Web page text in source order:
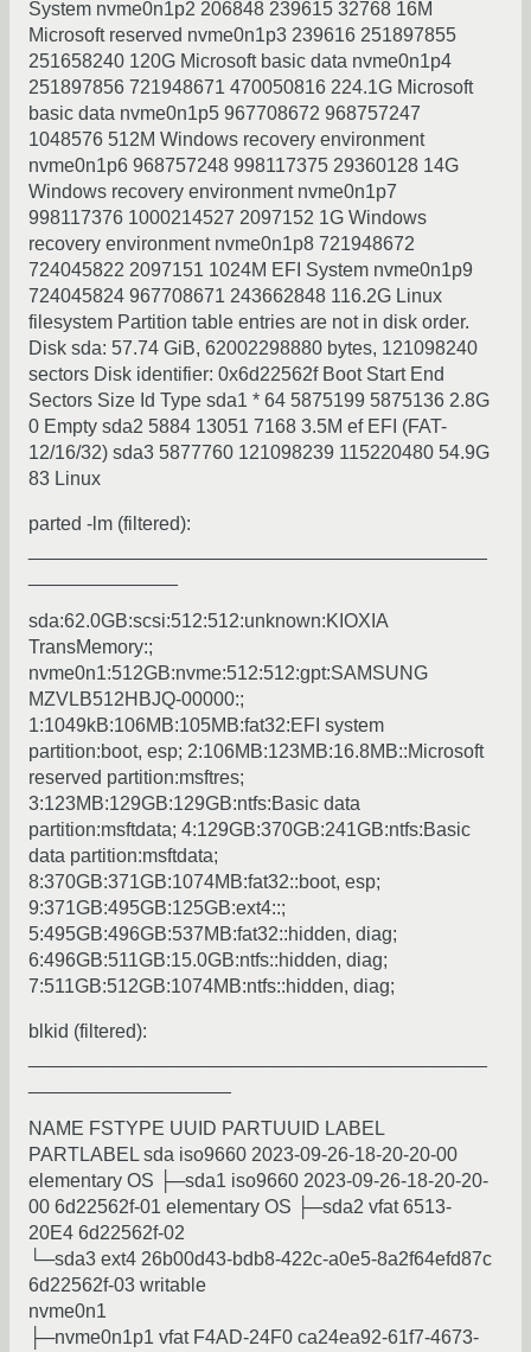
System nvme0n1p2 206848 239615 32768 16M
Microsoft reserved nvme0n1p3 239616 251897855
251658240 120G Microsoft basic data nvme0n1p4
251897856 721948671 470050816 224.1G Microsoft
basic data nvme0n1p5 967708672 968757247
1048576 512M Windows recovery environment
nvme0n1p6 968757248 998117375 29360128 14G
Windows recovery environment nvme0n1p7
998117376 1000214527 2097152 1G Windows
recovery environment nvme0n1p8 721948672
724045822 2097151 1024M EFI System nvme0n1p9
724045824 967708671 243662848 116.2G Linux
filesystem Partition table entries are not in disk order.
Disk sda: 57.74 GiB, 62002298880 bytes, 121098240
sectors Disk identifier: 0x6d22562f Boot Start End
Sectors Size Id Type sda1 * 64 5875199 5875136 2.8G
0 Empty sda2 5884 13051 7168 3.5M ef EFI (FAT-
12/16/32) sda3 5877760 121098239 115220480 54.9G
83 Linux
parted -lm (filtered):
sda:62.0GB:scsi:512:512:unknown:KIOXIA
TransMemory:;
nvme0n1:512GB:nvme:512:512:gpt:SAMSUNG
MZVLB512HBJQ-00000:;
1:1049kB:106MB:105MB:fat32:EFI system
partition:boot, esp; 2:106MB:123MB:16.8MB::Microsoft
reserved partition:msftres;
3:123MB:129GB:129GB:ntfs:Basic data
partition:msftdata; 4:129GB:370GB:241GB:ntfs:Basic
data partition:msftdata;
8:370GB:371GB:1074MB:fat32::boot, esp;
9:371GB:495GB:125GB:ext4::;
5:495GB:496GB:537MB:fat32::hidden, diag;
6:496GB:511GB:15.0GB:ntfs::hidden, diag;
7:511GB:512GB:1074MB:ntfs::hidden, diag;
blkid (filtered):
NAME FSTYPE UUID PARTUUID LABEL
PARTLABEL sda iso9660 2023-09-26-18-20-20-00
elementary OS ├─sda1 iso9660 2023-09-26-18-20-20-
00 6d22562f-01 elementary OS ├─sda2 vfat 6513-
20E4 6d22562f-02
└─sda3 ext4 26b00d43-bdb8-422c-a0e5-8a2f64efd87c
6d22562f-03 writable
nvme0n1
├─nvme0n1p1 vfat F4AD-24F0 ca24ea92-61f7-4673-